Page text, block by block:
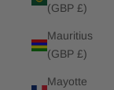
(GBP £)
Mauritius
(GBP £)
Mayotte